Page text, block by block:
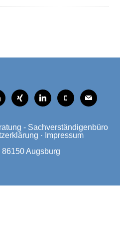
xing linkedinmobilemail
- Sachverständigenbüro
· Impressum
86150 Augsburg